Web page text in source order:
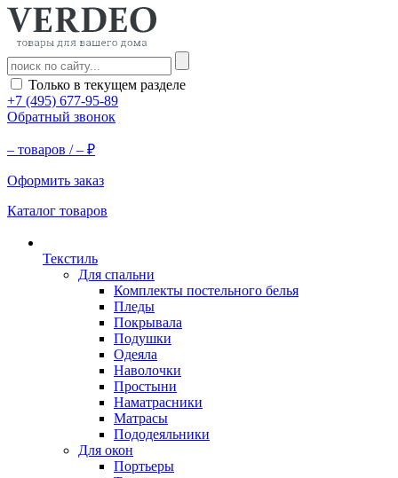
Только в текущем разделе
+7 (495) 677-95-89
Обратный звонок
– товаров /– ₽
Оформить заказ
Каталог товаров
Текстиль
Для спальни
Комплекты постельного белья
Пледы
Покрывала
Подушки
Одеяла
Наволочки
Простыни
Наматрасники
Матрасы
Пододеяльники
Для окон
Портьеры